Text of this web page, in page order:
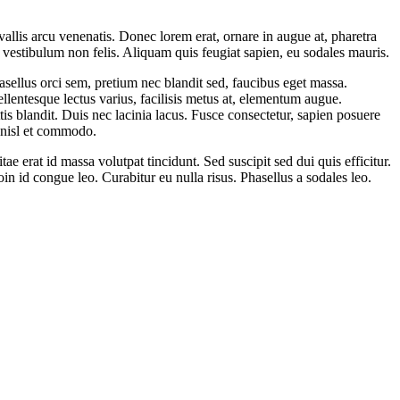
arcu venenatis. Donec lorem erat, ornare in augue at, pharetra
non felis. Aliquam quis feugiat sapien, eu sodales mauris.
orci sem, pretium nec blandit sed, faucibus eget massa.
lectus varius, facilisis metus at, elementum augue.
blandit. Duis nec lacinia lacus. Fusce consectetur, sapien posuere
et commodo.
erat id massa volutpat tincidunt. Sed suscipit sed dui quis efficitur.
id congue leo. Curabitur eu nulla risus. Phasellus a sodales leo.